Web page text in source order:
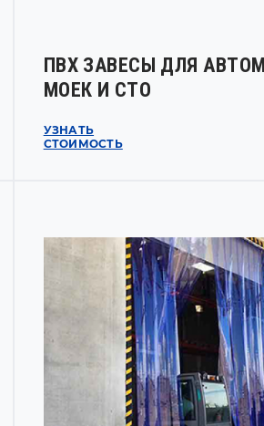
ПВХ ЗАВЕСЫ ДЛЯ
МОЕК И СТО
УЗНАТЬ
СТОИМОСТЬ